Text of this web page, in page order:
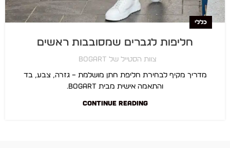
כללי
חליפות לגברים שמסובבות ראשים
צוות הסטייל של BOGART
מדריך מקיף לבחירת חליפת חתן מושלמת – גזרה, צבע, בד
והתאמה אישית מבית BOGART.
CONTINUE READING